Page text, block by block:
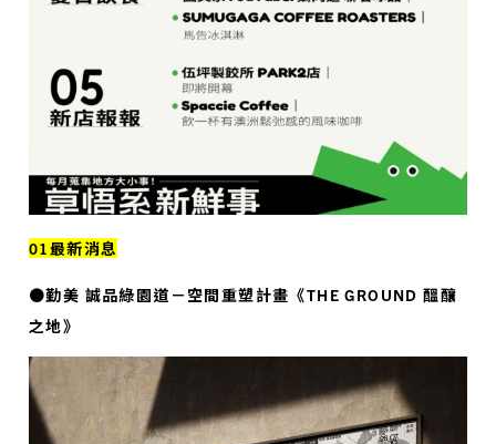
01最新消息
●勤美 誠品綠園道－空間重塑計畫《THE GROUND 醞釀
之地》